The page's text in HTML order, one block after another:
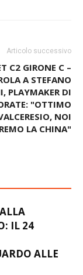
Articolo successivo
C2 GIRONE C –
A STEFANO
PLAYMAKER DI
"OTTIMO
NOI
LA CHINA"
IL 24
ALLE